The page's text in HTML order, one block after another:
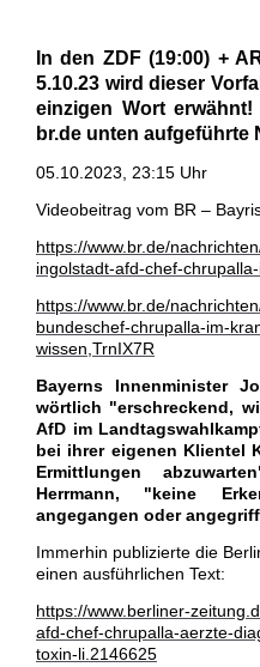
In den ZDF (19:00) +
5.10.23 wird dieser
einzigen Wort
br.de unten aufgeführte
05.10.2023, 23:15 Uhr
Videobeitrag vom BR –
https://www.br.de/
ingolstadt-afd-chef-
https://www.br.de/
bundeschef-chrupalla-im-
wissen,TrnIX7R
Bayerns Innenminister
wörtlich "erschreckend,
AfD im
bei ihrer eigenen Klientel
Ermittlungen
Herrmann, "keine
angegangen oder
Immerhin publizierte die
einen ausführlichen Text:
https://www.berliner-
afd-chef-chrupalla-aerzte-
toxin-li.2146625